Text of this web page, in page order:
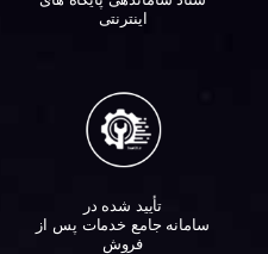
اینترنتی
تأیید شده در
سامانه جامع خدمات پس از
فروش